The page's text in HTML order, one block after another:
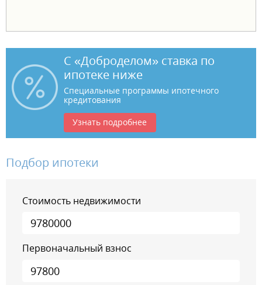
С «Доброделом» ставка по
ипотеке ниже
Специальные программы ипотечного
кредитования
Узнать подробнее
Подбор ипотеки
Стоимость недвижимости
Первоначальный взнос